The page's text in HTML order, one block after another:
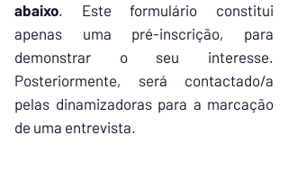
abaixo. Este formulário constitui
apenas uma pré-inscrição, para
demonstrar o seu interesse.
Posteriormente, será contactado/a
pelas dinamizadoras para a marcação
de uma entrevista.